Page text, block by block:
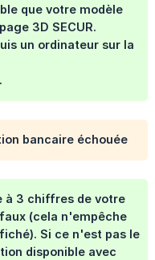
que votre modèle
3D SECUR.
un ordinateur sur la
.
bancaire échouée
à 3 chiffres de votre
(cela n'empêche
Si ce n'est pas le
disponible avec